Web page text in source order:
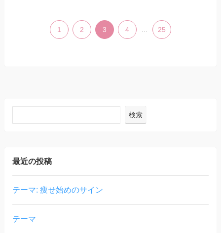
1 2 3 4 25
検索
最近の投稿
テーマ: 痩せ始めのサイン
テーマ